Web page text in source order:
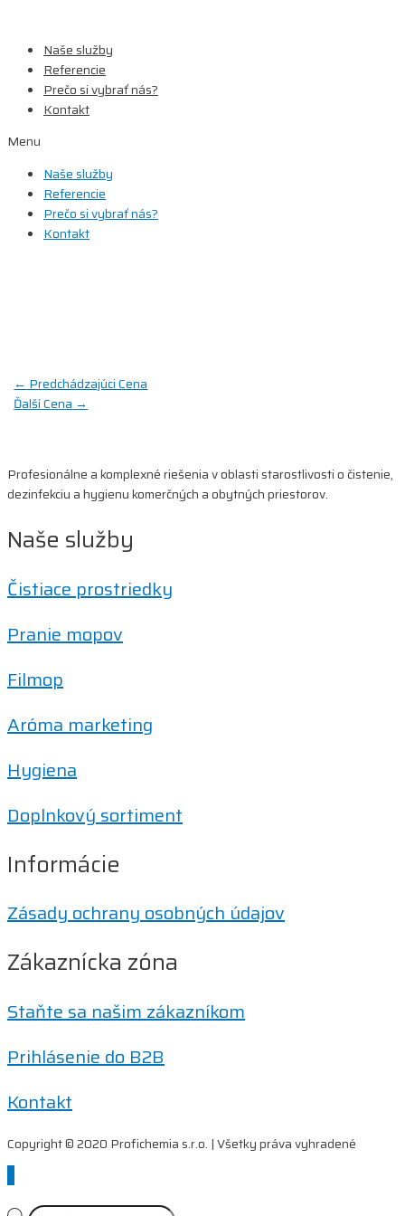
obsah Naše služby
Referencie
Prečo si vybrať nás?
Kontakt
Menu
Naše služby
Referencie
Prečo si vybrať nás?
Kontakt
Navigácia
← Predchádzajúci Cena
Ďalší Cena →
Profesionálne a komplexné riešenia v oblasti starostlivosti o čistenie,
dezinfekciu a hygienu komerčných a obytných priestorov.
Naše služby
Čistiace prostriedky
Pranie mopov
Filmop
Aróma marketing
Hygiena
Doplnkový sortiment
Informácie
Zásady ochrany osobných údajov
Zákaznícka zóna
Staňte sa našim zákazníkom
Prihlásenie do B2B
Kontakt
Copyright © 2020 Profichemia s.r.o. | Všetky práva vyhradené